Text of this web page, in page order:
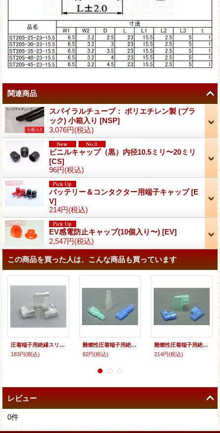
関連商品
スパイラルチューブ： ポリエチレン製 (ブラ
ック) 小箱入り [NSP]
3,076円(税込)
ビニルキャップ（黒）内径10.5ミリ〜20ミリ
[CS]
96円(税込)
バッテリー＆コンタクター用端子キャップ[E
V]
214円(税込)
EV感電防止キャップ(10個入り〜) [EV]
2,547円(税込)
この商品を買った人は、こんな商品も買っています
圧着端子用絶縁スリーブ：旗型後入れ[SH](10個入り〜)
183円(税込)
難燃性圧着端子用絶縁スリーブ：平型[ST]（110タイプ）(10個入り〜)
82円(税込)
難燃性圧着端子用絶縁スリーブ：旗型後入れ用[SH](10個入り〜)
214円(税込)
レビュー
0件